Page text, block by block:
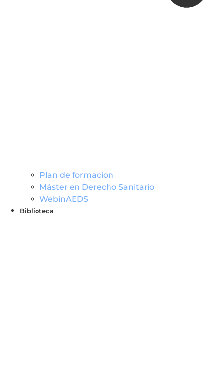
Plan de formacion
Máster en Derecho Sanitario
WebinAEDS
Biblioteca